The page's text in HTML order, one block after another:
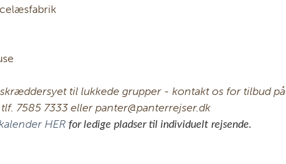
til lukkede grupper - kontakt os for tilbud på
tlf. 7585 7333 eller panter@panterrejser.dk
HER for ledige pladser til individuelt rejsende.